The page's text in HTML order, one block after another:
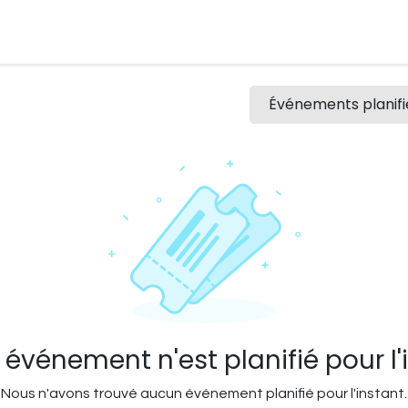
Événements
n'est planifié pour
Nous n'avons trouvé aucun événement planifié pour l'instant.